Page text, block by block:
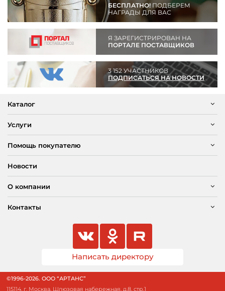
БЕСПЛАТНО!ПОДБЕРЕМ
НАГРАДЫ ДЛЯ ВАС
Я ЗАРЕГИСТРИРОВАН НА
ПОРТАЛЕ ПОСТАВЩИКОВ
3 152 УЧАСТНИКОВ
ПОДПИСАТЬСЯ НА НОВОСТИ
Каталог
Услуги
Помощь покупателю
Новости
О компании
Контакты
Написать директору
©1996-2026. ООО “АРТАНС”
115114, г. Москва, Шлюзовая набережная, д.8, стр.1